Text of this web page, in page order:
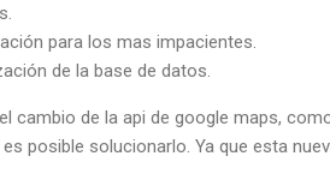
para los mas impacientes.
de la base de datos.
cambio de la api de google maps,
posible solucionarlo. Ya que esta